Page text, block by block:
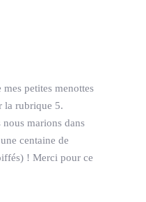
petites menottes
la rubrique 5.
marions dans
centaine de
! Merci pour ce